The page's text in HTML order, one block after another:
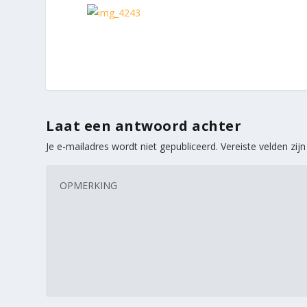
Laat een antwoord achter
Je e-mailadres wordt niet gepubliceerd. Vereiste velden